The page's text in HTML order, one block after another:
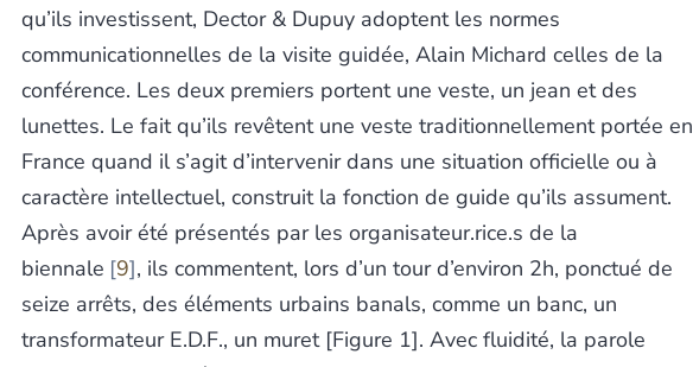
qu’ils investissent, Dector & Dupuy adoptent les normes
communicationnelles de la visite guidée, Alain Michard celles de la
conférence. Les deux premiers portent une veste, un jean et des
lunettes. Le fait qu’ils revêtent une veste traditionnellement portée en
France quand il s’agit d’intervenir dans une situation officielle ou à
caractère intellectuel, construit la fonction de guide qu’ils assument.
Après avoir été présentés par les organisateur.rice.s de la
biennale 9 , ils commentent, lors d’un tour d’environ 2h, ponctué de
seize arrêts, des éléments urbains banals, comme un banc, un
transformateur E.D.F., un muret [Figure 1]. Avec fluidité, la parole